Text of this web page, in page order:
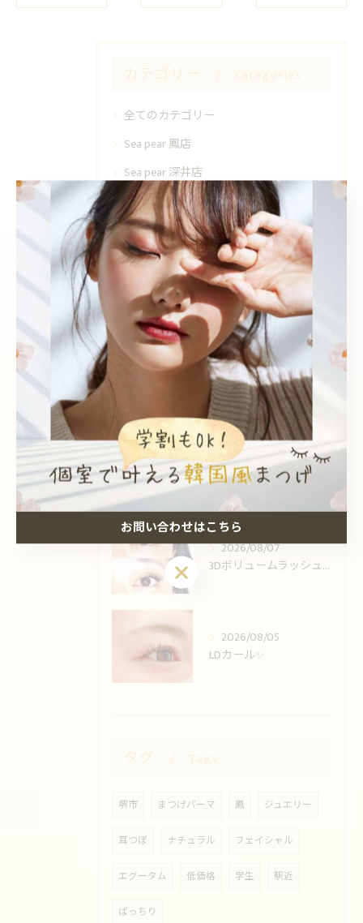
カテゴリー Categories
全てのカテゴリー
Sea pear 鳳店
Sea pear 深井店
韓国風
個室
エクステ
眉毛ワックス
学割
Recent Posts
2026/08/08
束感♪♪
2026/08/07
3Dボリュームラッシュ🌟
2026/08/05
LDカール✨️
タグ Tags
堺市 まつげパーマ 鳳 ジュエリー
耳つぼ ナチュラル フェイシャル
エグータム 低価格 学生 駅近
ぱっちり
お問い合わせはこちら
お問い合わせはこちら